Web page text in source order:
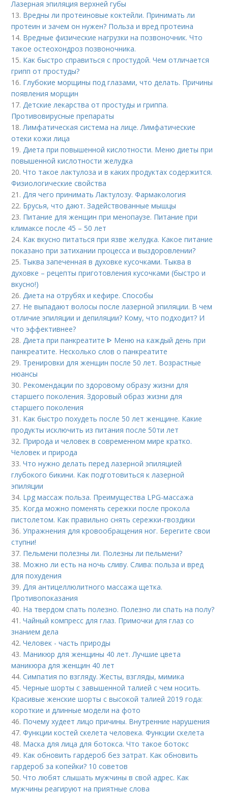
Лазерная эпиляция верхней губы
13. Вредны ли протеиновые коктейли. Принимать ли
протеин и зачем он нужен? Польза и вред протеина
14. Вредные физические нагрузки на позвоночник. Что
такое остеохондроз позвоночника.
15. Как быстро справиться с простудой. Чем отличается
грипп от простуды?
16. Глубокие морщины под глазами, что делать. Причины
появления морщин
17.Детские лекарства от простуды и гриппа.
Противовирусные препараты
18.Лимфатическая система на лице. Лимфатические
отеки кожи лица
19.Диета при повышенной кислотности. Меню диеты при
повышенной кислотности желудка
20.Что такое лактулоза и в каких продуктах содержится.
Физиологические свойства
21.Для чего принимать Лактулозу. Фармакология
22. Брусья, что дают. Задействованные мышцы
23. Питание для женщин при менопаузе. Питание при
климаксе после 45 – 50 лет
24. Как вкусно питаться при язве желудка. Какое питание
показано при затихании процесса и выздоровлении?
25. Тыква запеченная в духовке кусочками. Тыква в
духовке – рецепты приготовления кусочками (быстро и
вкусно!)
26.Диета на отрубях и кефире. Способы
27. Не выпадают волосы после лазерной эпиляции. В чем
отличие эпиляции и депиляции? Кому, что подходит? И
что эффективнее?
28.Диета при панкреатите ᐈ Меню на каждый день при
панкреатите. Несколько слов о панкреатите
29. Тренировки для женщин после 50 лет. Возрастные
нюансы
30. Рекомендации по здоровому образу жизни для
старшего поколения. Здоровый образ жизни для
старшего поколения
31. Как быстро похудеть после 50 лет женщине. Какие
продукты исключить из питания после 50ти лет
32. Природа и человек в современном мире кратко.
Человек и природа
33.Что нужно делать перед лазерной эпиляцией
глубокого бикини. Как подготовиться к лазерной
эпиляции
34. Lpg массаж польза. Преимущества LPG-массажа
35. Когда можно поменять сережки после прокола
пистолетом. Как правильно снять сережки-гвоздики
36.Упражнения для кровообращения ног. Берегите свои
ступни!
37. Пельмени полезны ли. Полезны ли пельмени?
38. Можно ли есть на ночь сливу. Слива: польза и вред
для похудения
39.Для антицеллюлитного массажа щетка.
Противопоказания
40. На твердом спать полезно. Полезно ли спать на полу?
41.Чайный компресс для глаз. Примочки для глаз со
знанием дела
42.Человек - часть природы
43. Маникюр для женщины 40 лет. Лучшие цвета
маникюра для женщин 40 лет
44.Симпатия по взгляду. Жесты, взгляды, мимика
45.Черные шорты с завышенной талией с чем носить.
Красивые женские шорты с высокой талией 2019 года:
короткие и длинные модели на фото
46. Почему худеет лицо причины. Внутренние нарушения
47.Функции костей скелета человека. Функции скелета
48. Маска для лица для ботокса. Что такое ботокс
49. Как обновить гардероб без затрат. Как обновить
гардероб за копейки? 10 советов
50.Что любят слышать мужчины в свой адрес. Как
мужчины реагируют на приятные слова